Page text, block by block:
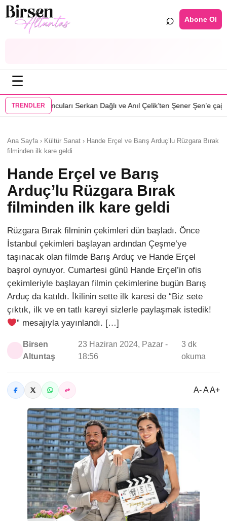
⌕ Abone Ol
☰
TRENDLER
Serkan Dağlı ve Anıl Çelik’ten Şener Şen’e çağrı•Özcan Deniz:
Ana Sayfa › Kültür Sanat › Hande Erçel ve Barış Arduç’lu Rüzgara Bırak
filminden ilk kare geldi
Hande Erçel ve Barış
Arduç’lu Rüzgara Bırak
filminden ilk kare geldi
Rüzgara Bırak filminin çekimleri dün başladı. Önce
İstanbul çekimleri başlayan ardından Çeşme’ye
taşınacak olan filmde Barış Arduç ve Hande Erçel
başrol oynuyor. Cumartesi günü Hande Erçel’in ofis
çekimleriyle başlayan filmin çekimlerine bugün Barış
Arduç da katıldı. İkilinin sette ilk karesi de “Biz sete
çıktık, ilk ve en tatlı kareyi sizlerle paylaşmak istedik!
” mesajıyla yayınlandı. […]
Birsen
Altuntaş
23 Haziran 2024, Pazar -
18:56
3 dk
okuma
A- A A+